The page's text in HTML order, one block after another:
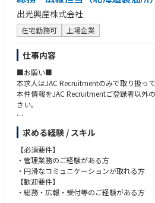
出光興産株式会社
在宅勤務可 上場企業
仕事内容
■お願い■
本求人はJAC Recruitmentのみで取り扱っ
本件情報をJAC Recruitmentご登録者以外
さい。
■組織ミッション
総務課のミッション（目指すところ）は以
・「守る総務課」:安全対策の更なる向上
・「攻める総務課」:地域貢献と認知向上
る。
・「寄り添う総務課」：各課室に寄り添い
与する。
求める経験 / スキル
【必須要件】
・管理業務のご経験がある方
・円滑なコミュニケーションが取れる方
【歓迎要件】
・総務・広報・受付等のご経験がある方